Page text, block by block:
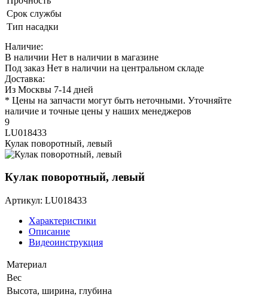
Срок службы
Тип насадки
Наличие:
В наличии Нет в наличии в магазине
Под заказ Нет в наличии на центральном складе
Доставка:
Из Москвы 7-14 дней
* Цены на запчасти могут быть неточными. Уточняйте
наличие и точные цены у наших менеджеров
9
LU018433
Кулак поворотный, левый
Кулак поворотный, левый
Артикул: LU018433
Характеристики
Описание
Видеоинструкция
Материал
Вес
Высота, ширина, глубина